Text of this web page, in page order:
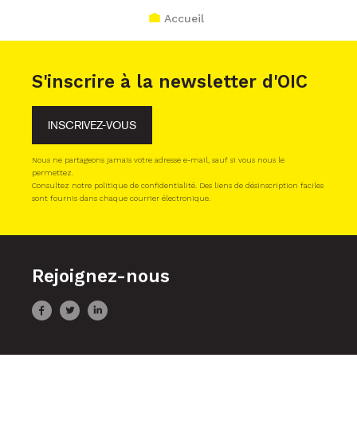
Accueil
S'inscrire à la newsletter d'OIC
INSCRIVEZ-VOUS
Nous ne partageons jamais votre adresse e-mail, sauf si vous nous le
permettez.
Consultez notre politique de confidentialité. Des liens de désinscription faciles
sont fournis dans chaque courrier électronique.
Rejoignez-nous